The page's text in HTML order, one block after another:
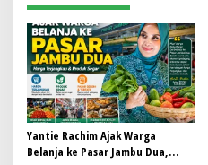
Yantie Rachim Ajak Warga
Belanja ke Pasar Jambu Dua,